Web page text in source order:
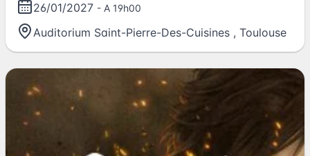
26/01/2027 - A 19h00
Auditorium Saint-Pierre-Des-Cuisines , Toulouse